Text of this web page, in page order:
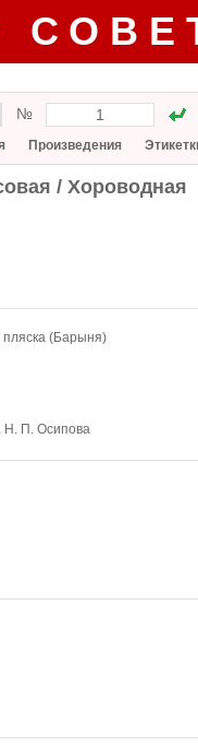
№
Произведения
/ Хороводная
пляска (Барыня)
Н. П. Осипова